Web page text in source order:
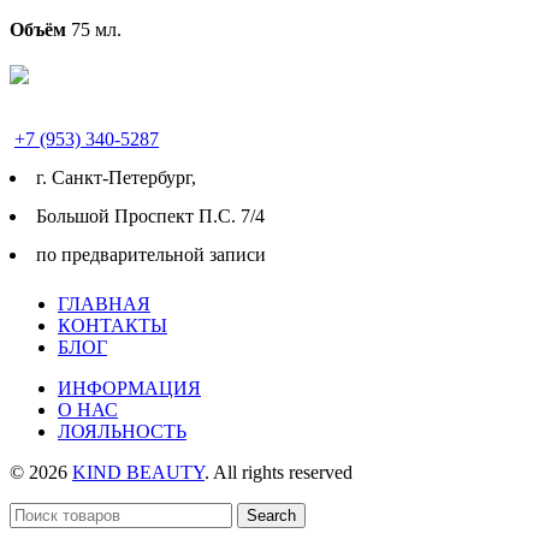
Объём 75 мл.
+7 (953) 340-5287
г. Cанкт-Петербург,
Большой Проспект П.С. 7/4
по предварительной записи
ГЛАВНАЯ
КОНТАКТЫ
БЛОГ
ИНФОРМАЦИЯ
О НАС
ЛОЯЛЬНОСТЬ
© 2026 KIND BEAUTY. All rights reserved
Search